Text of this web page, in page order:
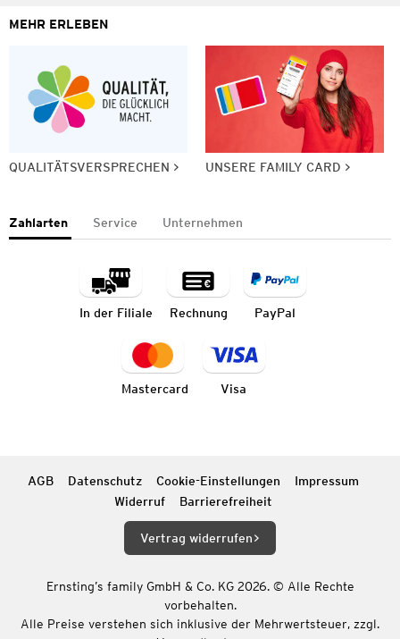
MEHR ERLEBEN
QUALITÄTSVERSPRECHEN UNSERE FAMILY CARD
Zahlarten Service Unternehmen
In der Filiale Rechnung PayPal
Mastercard Visa
AGB Datenschutz Cookie-Einstellungen
Impressum
Widerruf
Barrierefreiheit
Vertrag widerrufen
Ernsting’s family GmbH & Co. KG 2026. © Alle Rechte
vorbehalten.
Alle Preise verstehen sich inklusive der Mehrwertsteuer, zzgl.